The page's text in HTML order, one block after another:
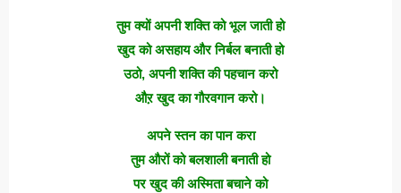
तुम क्यों अपनी शक्ति को भूल जाती हो
खुद को असहाय और निर्बल बनाती हो
उठो, अपनी शक्ति की पहचान करो
औऱ खुद का गौरवगान करो।
अपने स्तन का पान करा
तुम औरों को बलशाली बनाती हो
पर खुद की अस्मिता बचाने को